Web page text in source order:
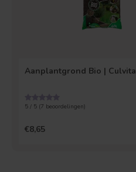
Aanplantgrond Bio | Culvita
5 / 5 (7 beoordelingen)
€8,65